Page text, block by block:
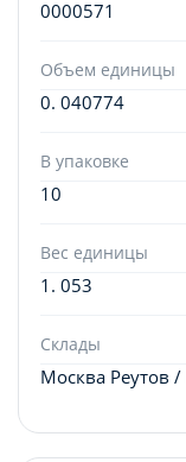
0000571
Объем единицы
0. 040774
В упаковке
10
Вес единицы
1. 053
Склады
Москва Реутов /